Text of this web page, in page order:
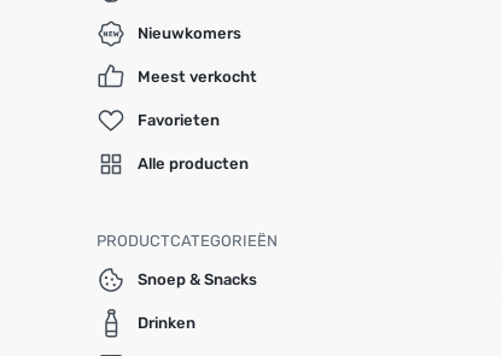
Nieuwkomers
Meest verkocht
Favorieten
Alle producten
PRODUCTCATEGORIEËN
Snoep & Snacks
Drinken